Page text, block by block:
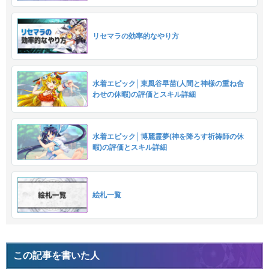
リセマラの効率的なやり方
水着エピック│東風谷早苗(人間と神様の重ね合
わせの休暇)の評価とスキル詳細
水着エピック│博麗霊夢(神を降ろす祈祷師の休
暇)の評価とスキル詳細
絵札一覧
この記事を書いた人